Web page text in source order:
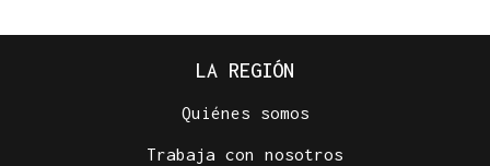
LA REGIÓN
Quiénes somos
Trabaja con nosotros